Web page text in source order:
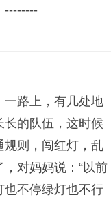
--------
一路上，有几处地
的队伍，这时候
规则，闯红灯，乱
对妈妈说：“以前
也不停绿灯也不行